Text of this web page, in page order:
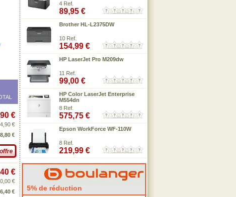
€
€
€
€
€
€
4 Ref.
89,95 €
Brother HL-L2375DW
10 Ref.
154,99 €
HP LaserJet Pro M209dw
11 Ref.
99,00 €
HP Color LaserJet Enterprise
M554dn
8 Ref.
575,75 €
Epson WorkForce WF-110W
8 Ref.
219,99 €
5% de réduction